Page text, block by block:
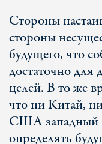
Стороны
стороны
будущего, что
достаточно для
целей. В то же
что ни Китай,
США западный
определять